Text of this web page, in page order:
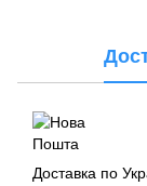
Доставка по